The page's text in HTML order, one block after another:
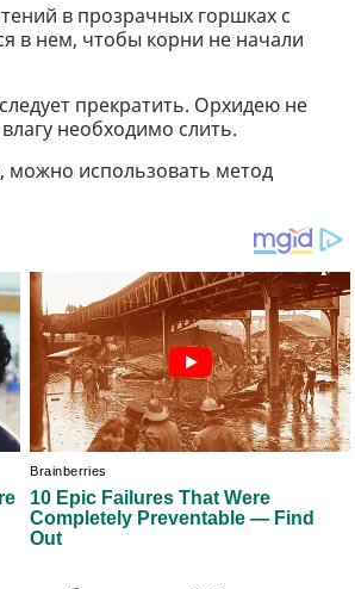
в прозрачных горшках с
в нем, чтобы корни не начали
прекратить. Орхидею не
необходимо слить.
можно использовать метод